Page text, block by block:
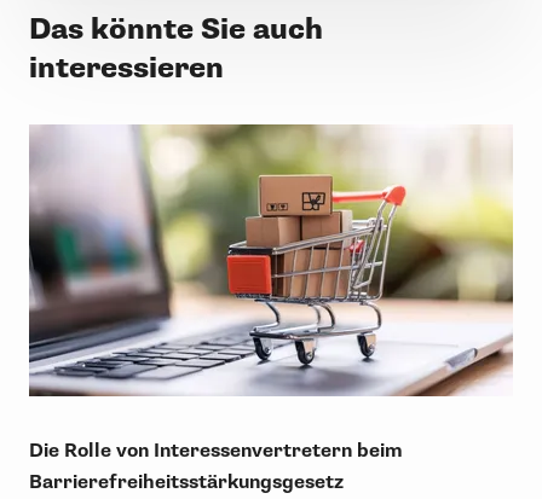
Das könnte Sie auch
interessieren
Die Rolle von Interessenvertretern beim
Barrierefreiheitsstärkungsgesetz